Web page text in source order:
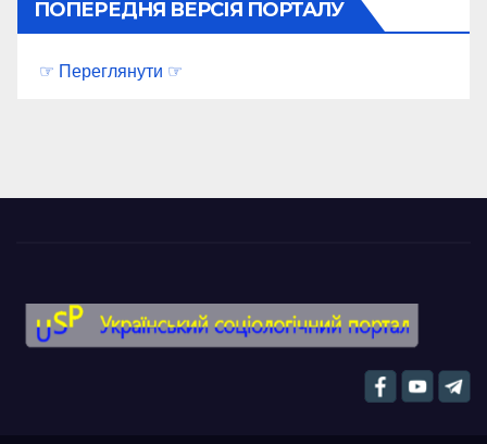
ПОПЕРЕДНЯ ВЕРСІЯ ПОРТАЛУ
☞ Переглянути ☞